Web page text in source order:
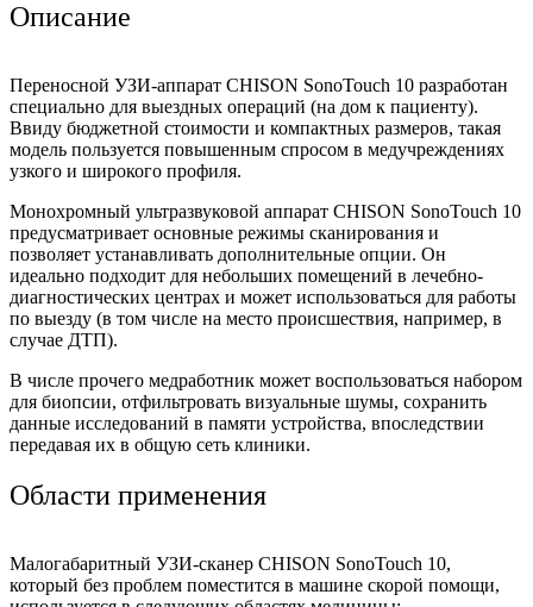
Описание
Переносной УЗИ-аппарат CHISON SonoTouch 10 разработан
специально для выездных операций (на дом к пациенту).
Ввиду бюджетной стоимости и компактных размеров, такая
модель пользуется повышенным спросом в медучреждениях
узкого и широкого профиля.
Монохромный ультразвуковой аппарат CHISON SonoTouch 10
предусматривает основные режимы сканирования и
позволяет устанавливать дополнительные опции. Он
идеально подходит для небольших помещений в лечебно-
диагностических центрах и может использоваться для работы
по выезду (в том числе на место происшествия, например, в
случае ДТП).
В числе прочего медработник может воспользоваться набором
для биопсии, отфильтровать визуальные шумы, сохранить
данные исследований в памяти устройства, впоследствии
передавая их в общую сеть клиники.
Области применения
Малогабаритный УЗИ-сканер CHISON SonoTouch 10,
который без проблем поместится в машине скорой помощи,